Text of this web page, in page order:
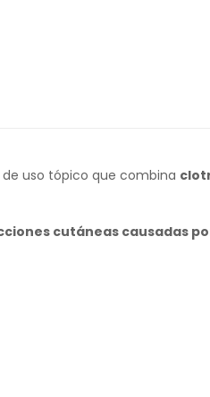
uso tópico que combina
cutáneas causadas